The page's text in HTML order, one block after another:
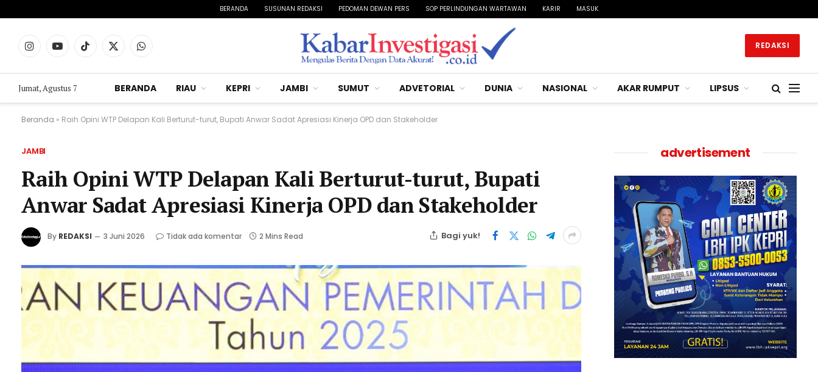
BERANDA SUSUNAN REDAKSI PEDOMAN DEWAN PERS SOP PERLINDUNGAN WARTAWAN KARIR MASUK
InstagramYouTubeTikTokX
WhatsApp REDAKSI
Jumat, Agustus 7 BERANDA RIAU KEPRI JAMBI SUMUT ADVETORIAL DUNIA NASIONAL AKAR RUMPUT LIPSUS
Beranda » Raih Opini WTP Delapan Kali Berturut-turut, Bupati Anwar Sadat Apresiasi Kinerja OPD dan Stakeholder
JAMBI
Raih Opini WTP Delapan Kali Berturut-turut, Bupati
Anwar Sadat Apresiasi Kinerja OPD dan Stakeholder
By REDAKSI 3 Juni 2026 Tidak ada komentar 2 Mins Read Bagi yuk!
advertisement